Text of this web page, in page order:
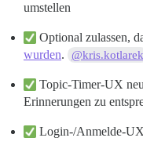
umstellen
Optional zulassen,
wurden. @kris.kotlarek
Topic-Timer-UX
Erinnerungen zu
Login-/Anmelde-UX